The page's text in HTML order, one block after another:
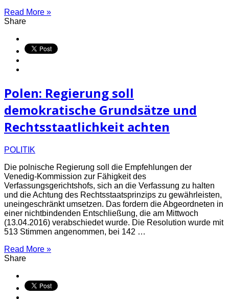
Read More »
Share
Polen: Regierung soll
demokratische Grundsätze und
Rechtsstaatlichkeit achten
POLITIK
Die polnische Regierung soll die Empfehlungen der
Venedig-Kommission zur Fähigkeit des
Verfassungsgerichtshofs, sich an die Verfassung zu halten
und die Achtung des Rechtsstaatsprinzips zu gewährleisten,
uneingeschränkt umsetzen. Das fordern die Abgeordneten in
einer nichtbindenden Entschließung, die am Mittwoch
(13.04.2016) verabschiedet wurde. Die Resolution wurde mit
513 Stimmen angenommen, bei 142 …
Read More »
Share